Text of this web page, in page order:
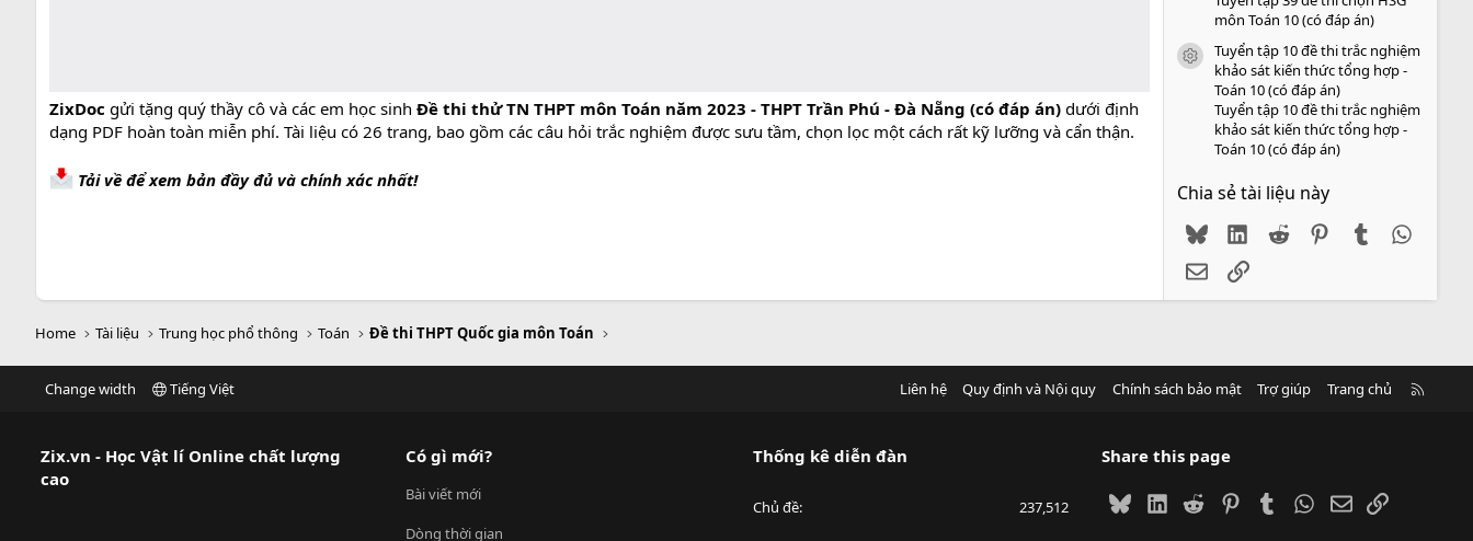
ZixDoc gửi tặng quý thầy cô và các em học sinh Đề thi thử TN THPT môn Toán năm 2023 - THPT Trần Phú - Đà Nẵng (có đáp án) dưới định
dạng PDF hoàn toàn miễn phí. Tài liệu có 26 trang, bao gồm các câu hỏi trắc nghiệm được sưu tầm, chọn lọc một cách rất kỹ lưỡng và cẩn thận.
Tải về để xem bản đầy đủ và chính xác nhất!
môn Toán 10 (có đáp án)
icon tài liệu
Tuyển tập 10 đề thi trắc nghiệm
khảo sát kiến thức tổng hợp -
Toán 10 (có đáp án)
Tuyển tập 10 đề thi trắc nghiệm
khảo sát kiến thức tổng hợp -
Toán 10 (có đáp án)
Chia sẻ tài liệu này
BlueskyLinkedIn
Reddit PinterestTumblr
EmailLink
Home Tài liệu Trung học phổ thông Toán Đề thi THPT Quốc gia môn Toán
Change width Tiếng Việt Liên hệ Quy định và Nội quy Chính sách bảo mật Trợ giúp Trang chủ
Zix.vn - Học Vật lí Online chất lượng
cao
Có gì mới?
Bài viết mới
Dòng thời gian
Thống kê diễn đàn
Chủ đề 237,512
Share this page
BlueskyLinkedIn
Reddit PinterestTumblrWhatsApp
EmailLink